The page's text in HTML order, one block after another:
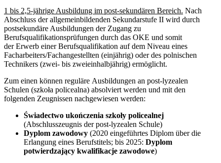
1 bis 2,5-jährige Ausbildung im post-sekundären Bereich. Nach
Abschluss der allgemeinbildenden Sekundarstufe II wird durch
postsekundäre Ausbildungen der Zugang zu
Berufsqualifikationsprüfungen durch das OKE und somit
der Erwerb einer Berufsqualifikation auf dem Niveau eines
Facharbeiters/Fachangestellten (einjährig) oder des polnischen
Technikers (zwei- bis zweieinhalbjährig) ermöglicht.
Zum einen können reguläre Ausbildungen an post-lyzealen
Schulen (szkoła policealna) absolviert werden und mit den
folgenden Zeugnissen nachgewiesen werden:
Świadectwo ukończenia szkoły policealnej
(Abschlusszeugnis der post-lyzealen Schule)
Dyplom zawodowy (2020 eingeführtes Diplom über die
Erlangung eines Berufstitels; bis 2025: Dyplom
potwierdzający kwalifikacje zawodowe)